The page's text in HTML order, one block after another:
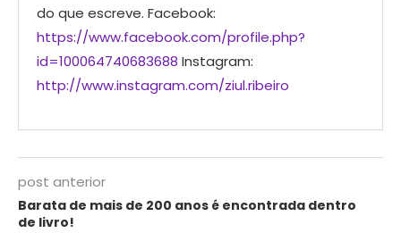
do que escreve. Facebook:
https://www.facebook.com/profile.php?
id=100064740683688 Instagram:
http://www.instagram.com/ziul.ribeiro
post anterior
Barata de mais de 200 anos é encontrada dentro
de livro!